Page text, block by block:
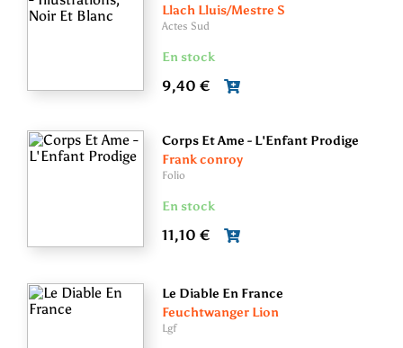
Llach Lluis/Mestre S
Actes Sud
En stock
9,40 €
Corps Et Ame - L'Enfant Prodige
Frank conroy
Folio
En stock
11,10 €
Le Diable En France
Feuchtwanger Lion
Lgf